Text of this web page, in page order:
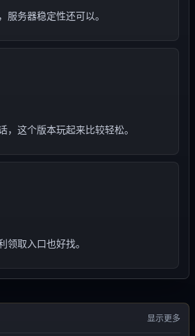
服务器稳定性还可以。
，这个版本玩起来比较轻松。
领取入口也好找。
显示更多